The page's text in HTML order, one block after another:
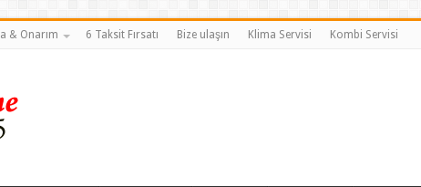
& Onarım 6 Taksit Fırsatı Bize ulaşın Klima Servisi Kombi Servisi